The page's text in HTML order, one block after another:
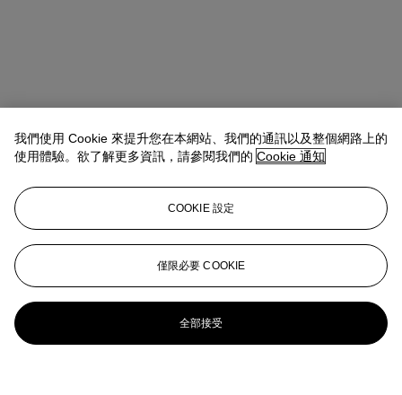
我們使用 Cookie 來提升您在本網站、我們的通訊以及整個網路上的
使用體驗。欲了解更多資訊，請參閱我們的 Cookie 通知
COOKIE 設定
僅限必要 COOKIE
全部接受